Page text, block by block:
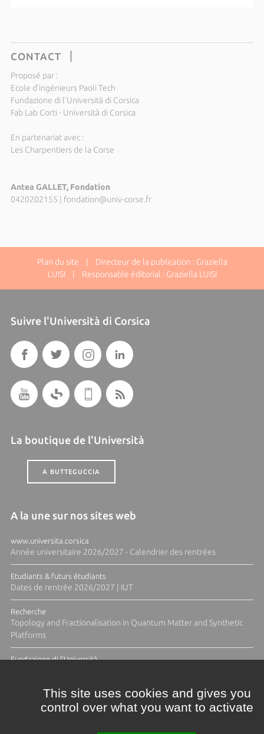
CONTACT
Proposé par :
Ecole d'ingénieurs Paoli Tech
Fundazione di l'Università di Corsica
Fab Lab Corti - Università di Corsica
En partenariat avec :
Les Charpentiers de la Corse
Antea GALLET, Fondation
0420202155
fondation@univ-corse.fr
Plan du site | Directeur de la publication : Graziella
LUISI | Responsable éditorial : Graziella LUISI
Suivre l'Università di Corsica
La boutique de l'Università
A BUTTEGUCCIA
A la une sur nos sites web
www.universita.corsica
Année universitaire 2026/2027 - Calendrier des rentrées
Etudiants & futurs étudiants
Dates de rentrée 2026/2027 | IUT
Recherche
Topology and Fractionalisation in Quantum Matter and Synthetic
Platforms
Fundazione di l'Università
This site uses cookies and gives you
control over what you want to activate